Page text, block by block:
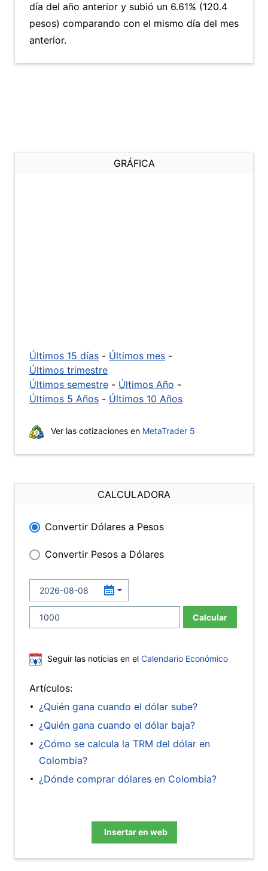
día del año anterior y subió un 6.61% (120.4
pesos) comparando con el mismo día del mes
anterior.
GRÁFICA
Últimos 15 días - Últimos mes -
Últimos trimestre
Últimos semestre - Últimos Año -
Últimos 5 Años - Últimos 10 Años
Ver las cotizaciones en MetaTrader 5
CALCULADORA
Convertir Dólares a Pesos
Convertir Pesos a Dólares
Calcular
Seguir las noticias en el Calendario Económico
Artículos:
¿Quién gana cuando el dólar sube?
¿Quién gana cuando el dólar baja?
¿Cómo se calcula la TRM del dólar en
Colombia?
¿Dónde comprar dólares en Colombia?
Insertar en web